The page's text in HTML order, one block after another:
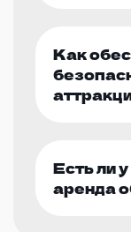
Как
Есть ли
аренда